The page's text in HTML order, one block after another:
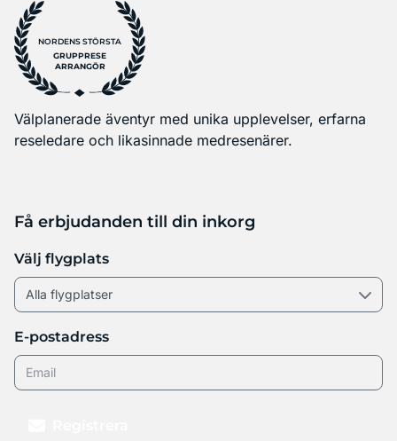
NORDENS STÖRSTA
GRUPPRESE
ARRANGÖR
Välplanerade äventyr med unika upplevelser, erfarna
reseledare och likasinnade medresenärer.
Få erbjudanden till din inkorg
Välj flygplats
E-postadress